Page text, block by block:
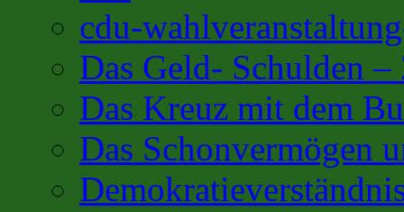
cdu-
Das Geld- Schulden –
Das Kreuz mit dem
Das Schonvermögen